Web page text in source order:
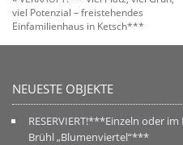
viel Potenzial – freistehendes
Einfamilienhaus in Ketsch***
NEUESTE OBJEKTE
RESERVIERT!***Einzeln oder
Brühl „Blumenviertel“***